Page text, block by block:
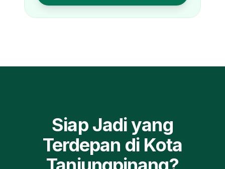
Siap Jadi yang
Terdepan di Kota